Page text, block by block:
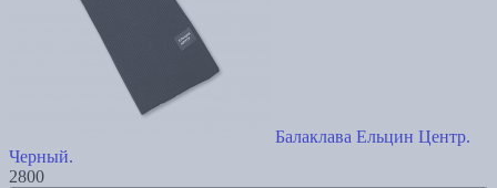
Балаклава Ельцин Центр.
Черный.
2800